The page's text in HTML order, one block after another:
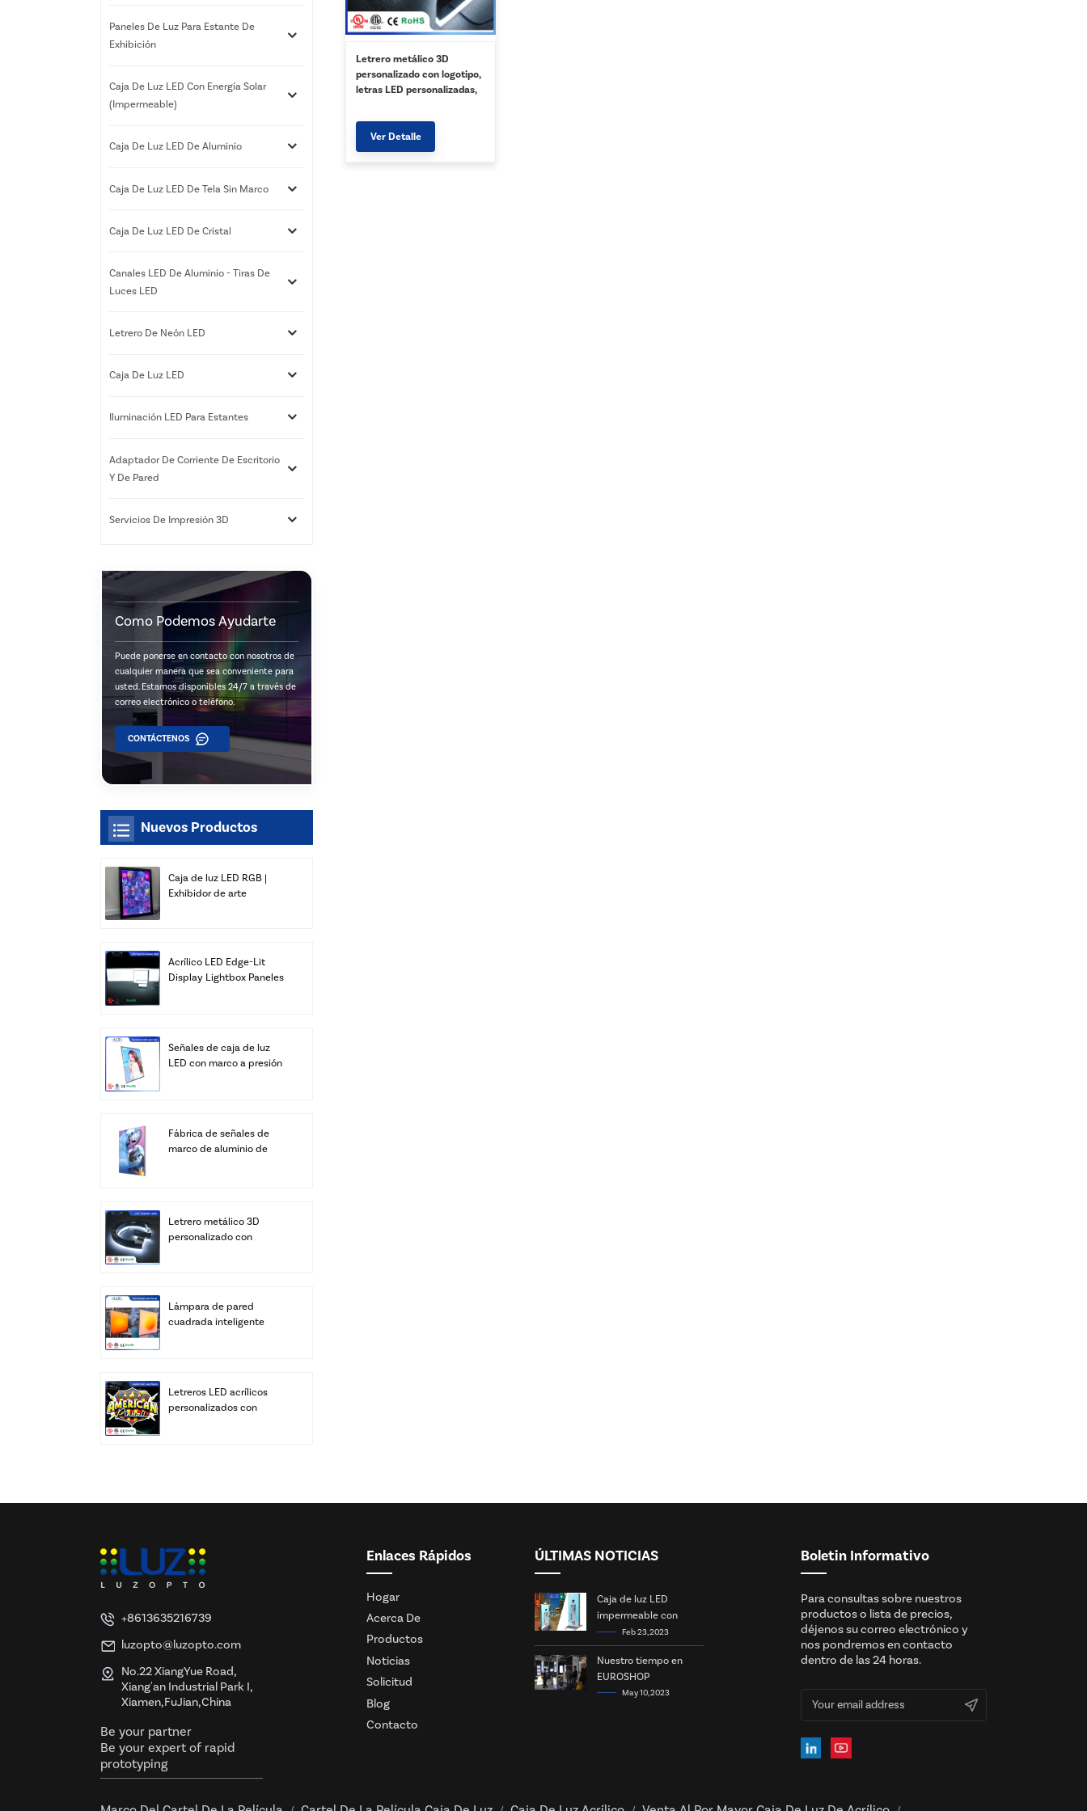
Letrero metálico 3D
personalizado con logotipo,
letras LED personalizadas,
negocios, transformador de
iluminación para edificios y
bares, IP67
Ver Detalle
Paneles De Luz Para Estante De
Exhibición
Caja De Luz LED Con Energía Solar
(impermeable)
Caja De Luz LED De Aluminio
Caja De Luz LED De Tela Sin Marco
Caja De Luz LED De Cristal
Canales LED De Aluminio - Tiras De
Luces LED
Letrero De Neón LED
Caja De Luz LED
Iluminación LED Para Estantes
Adaptador De Corriente De Escritorio
Y De Pared
Servicios De Impresión 3D
Como Podemos Ayudarte
Puede ponerse en contacto con nosotros de
cualquier manera que sea conveniente para
usted. Estamos disponibles 24/7 a través de
correo electrónico o teléfono.
CONTÁCTENOS
Nuevos Productos
Caja de luz LED RGB |
Exhibidor de arte
Acrílico LED Edge-Lit
Display Lightbox Paneles
Señales de caja de luz
LED con marco a presión
Fábrica de señales de
marco de aluminio de
Letrero metálico 3D
personalizado con
iluminación para
edificios y bares, IP67
Lámpara de pared
cuadrada inteligente
remoto)
Letreros LED acrílicos
personalizados con
+8613635216739
luzopto@luzopto.com
No.22 XiangYue Road,
Xiang'an Industrial Park I,
Xiamen,FuJian,China
Be your partner
Be your expert of rapid
prototyping
Enlaces Rápidos
Hogar
Acerca De
Productos
Noticias
Solicitud
Blog
Contacto
ÚLTIMAS NOTICIAS
Caja de luz LED
impermeable con
energía solar
Feb 23, 2023
Nuestro tiempo en
EUROSHOP
May 10, 2023
Boletin Informativo
Para consultas sobre nuestros
productos o lista de precios,
déjenos su correo electrónico y
nos pondremos en contacto
dentro de las 24 horas.